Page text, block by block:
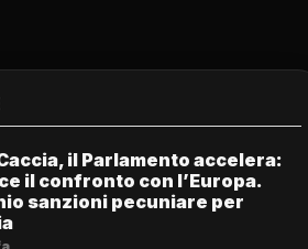
il Parlamento accelera:
il confronto con l’Europa.
sanzioni pecuniare per